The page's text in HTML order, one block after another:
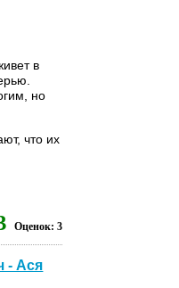
в
но
что их
Оценок: 3
- Ася